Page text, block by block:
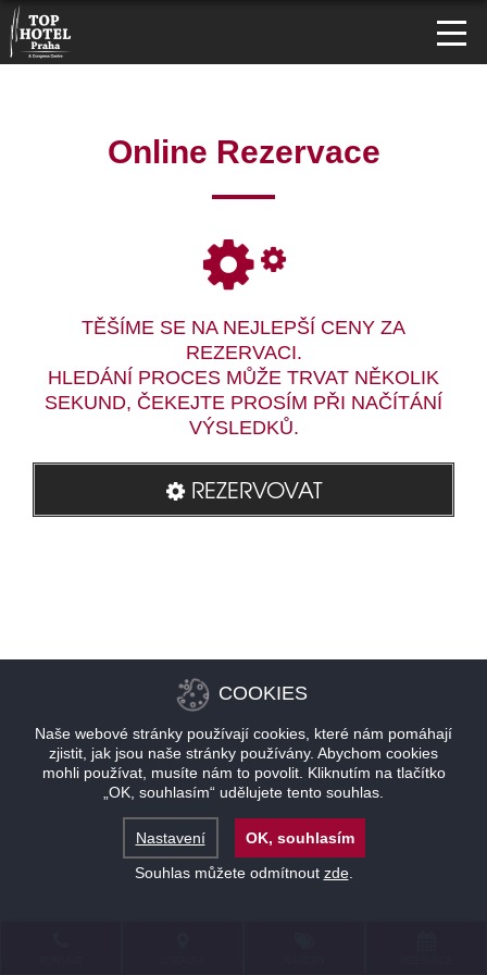
Online Rezervace
TĚŠÍME SE NA NEJLEPŠÍ CENY ZA
REZERVACI.
HLEDÁNÍ PROCES MŮŽE TRVAT NĚKOLIK
SEKUND, ČEKEJTE PROSÍM PŘI NAČÍTÁNÍ
VÝSLEDKŮ.
REZERVOVAT
COOKIES
Naše webové stránky používají cookies, které nám pomáhají
zjistit, jak jsou naše stránky používány. Abychom cookies
mohli používat, musíte nám to povolit. Kliknutím na tlačítko
„OK, souhlasím“ udělujete tento souhlas.
Nastavení
OK, souhlasím
Souhlas můžete odmítnout zde.